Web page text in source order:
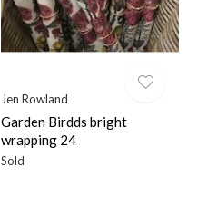
Jen Rowland
Garden Birdds bright
wrapping 24
Sold